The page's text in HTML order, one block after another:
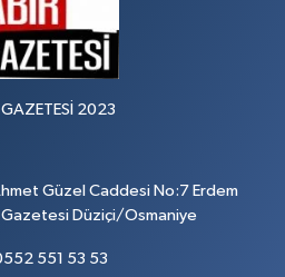
GAZETESİ 2023
Güzel Caddesi No:7 Erdem
Gazetesi Düziçi/Osmaniye
551 53 53